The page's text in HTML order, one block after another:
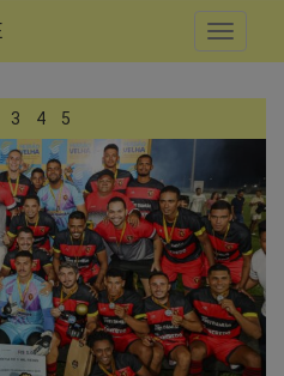
3 4 5